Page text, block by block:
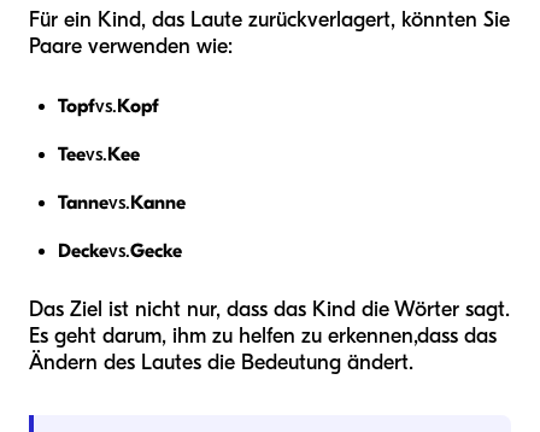
Für ein Kind, das Laute zurückverlagert, könnten Sie
Paare verwenden wie:
Topfvs.Kopf
Teevs.Kee
Tannevs.Kanne
Deckevs.Gecke
Das Ziel ist nicht nur, dass das Kind die Wörter sagt.
Es geht darum, ihm zu helfen zu erkennen,dass das
Ändern des Lautes die Bedeutung ändert.